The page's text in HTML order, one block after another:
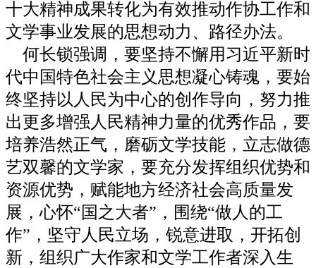
十大精神成果转化为有效推动作协工作和
文学事业发展的思想动力、路径办法。
何长锁强调，要坚持不懈用习近平新时
代中国特色社会主义思想凝心铸魂，要始
终坚持以人民为中心的创作导向，努力推
出更多增强人民精神力量的优秀作品，要
培养浩然正气，磨砺文学技能，立志做德
艺双馨的文学家，要充分发挥组织优势和
资源优势，赋能地方经济社会高质量发
展，心怀“国之大者”，围绕“做人的工
作”，坚守人民立场，锐意进取，开拓创
新，组织广大作家和文学工作者深入生